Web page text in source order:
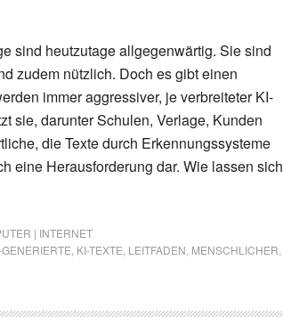
sind heutzutage allgegenwärtig. Sie sind
zudem nützlich. Doch es gibt einen
immer aggressiver, je verbreiteter KI-
sie, darunter Schulen, Verlage, Kunden
die Texte durch Erkennungssysteme
eine Herausforderung dar. Wie lassen sich
| INTERNET
GENERIERTE KI-TEXTE LEITFADEN MENSCHLICHER